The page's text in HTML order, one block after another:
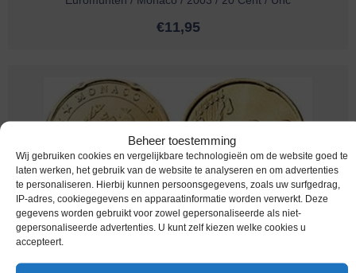
Beheer toestemming
Wij gebruiken cookies en vergelijkbare technologieën om de website goed te
laten werken, het gebruik van de website te analyseren en om advertenties
te personaliseren. Hierbij kunnen persoonsgegevens, zoals uw surfgedrag,
IP-adres, cookiegegevens en apparaatinformatie worden verwerkt. Deze
gegevens worden gebruikt voor zowel gepersonaliseerde als niet-
gepersonaliseerde advertenties. U kunt zelf kiezen welke cookies u
accepteert.
€11,95
Euromunten / Monaco / 2002 / 20 Cent / Unc